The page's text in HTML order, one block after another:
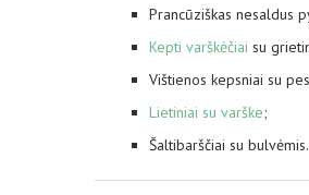
Prancūziškas nesaldus
Kepti varškėčiai su
Vištienos kepsniai su
Lietiniai su varške;
Šaltibarščiai su bulvėmis.